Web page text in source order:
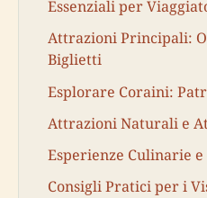
Essenziali per
Attrazioni Principali:
Biglietti
Esplorare Coraini:
Attrazioni Naturali e
Esperienze Culinarie e
Consigli Pratici per i